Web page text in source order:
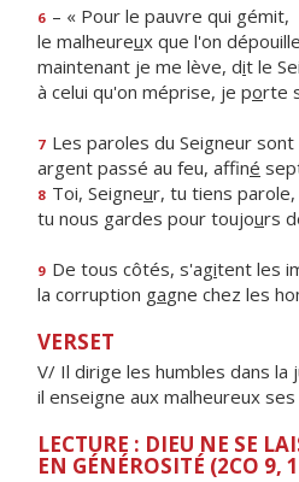
6 – « Pour le pauvre qui gémit,
le malheureux que l'on
maintenant je me lève, dit le
à celui qu'on méprise, je porte
7 Les paroles du Seigneur
argent passé au feu, affiné
8 Toi, Seigneur, tu tiens parole,
tu nous gardes pour toujours
9 De tous côtés, s'agitent les
la corruption gagne chez les
VERSET
V/ Il dirige les humbles dans la
il enseigne aux malheureux ses
LECTURE : DIEU NE SE
EN GÉNÉROSITÉ (2CO 9,